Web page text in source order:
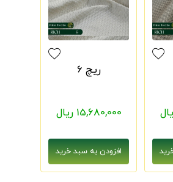
ریچ 6
15,680,000 ریال